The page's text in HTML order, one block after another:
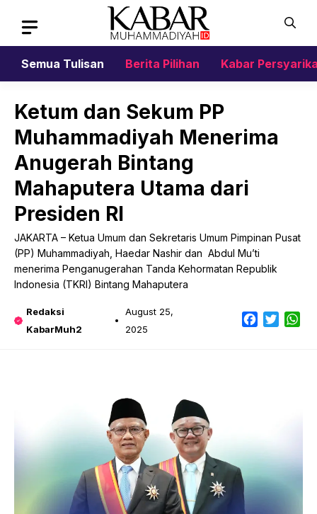
content
Semua Tulisan
Berita Pilihan Kabar
Ketum dan Sekum PP
Muhammadiyah Menerima
Anugerah Bintang
Mahaputera Utama dari
Presiden RI
JAKARTA – Ketua Umum dan Sekretaris Umum Pimpinan Pusat
(PP) Muhammadiyah, Haedar Nashir dan Abdul Mu’ti
menerima Penganugerahan Tanda Kehormatan Republik
Indonesia (TKRI) Bintang Mahaputera
Redaksi
KabarMuh2
August 25,
2025
Facebook
Twitter